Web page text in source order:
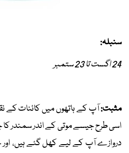
سنبلہ:
24 اگست تا 23 ستمبر
مثبت:آپ کے ہاتھوں میں کائنات کے
اسی طرح جیسے موتی کے اندر سمندر کا
دروازے آپ کے لیے کھل گئے ہیں،